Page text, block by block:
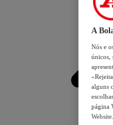
A
Nós e
únicos,
alguns
página